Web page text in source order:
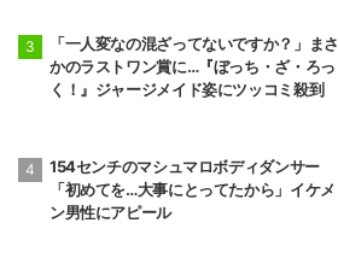
「一人変なの混ざってないですか？」まさ
かのラストワン賞に…『ぼっち・ざ・ろっ
く！』ジャージメイド姿にツッコミ殺到
154センチのマシュマロボディダンサー
「初めてを…大事にとってたから」イケメ
ン男性にアピール